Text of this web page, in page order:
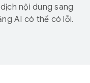
nội dung sang
AI có thể có lỗi.